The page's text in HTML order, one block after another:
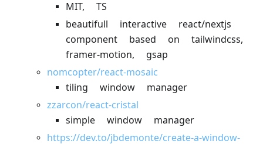
MIT, TS
beautifull interactive react/nextjs
component based on tailwindcss,
framer-motion, gsap
nomcopter/react-mosaic
tiling window manager
zzarcon/react-cristal
simple window manager
https://dev.to/jbdemonte/create-a-window-